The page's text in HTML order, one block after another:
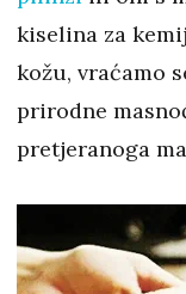
kiselina za
kožu, vraćamo
prirodne
pretjeranoga